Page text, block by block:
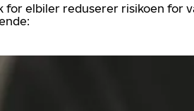
for elbiler reduserer risikoen for